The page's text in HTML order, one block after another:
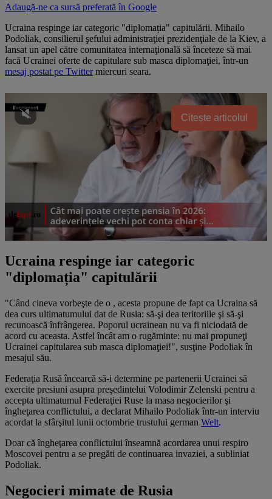
Adaugă-ne ca sursă preferată în Google
Ucraina respinge iar categoric "diplomația" capitulării. Mihailo
Podoliak, consilierul şefului administraţiei prezidenţiale de la Kiev, a
lansat un apel către comunitatea internaţională să înceteze să mai
facă Ucrainei oferte de capitulare sub masca diplomaţiei, într-un
mesaj postat pe Twittermiercuri seara.
Citește articolul
Ucraina respinge iar categoric
"diplomația" capitulării
"Când cineva vorbeşte de o , acesta propune de fapt ca Ucraina să
dea curs ultimatumului dat de Rusia: să-şi dea teritoriile şi să-şi
recunoască înfrângerea. Poporul ucrainean nu va fi niciodată de
acord cu aceasta. Astfel încât am o rugăminte: nu mai propuneţi
Ucrainei capitularea sub masca diplomaţiei!", susţine Podoliak în
mesajul său.
Federaţia Rusă încearcă să-i determine pe partenerii Ucrainei să
exercite presiuni asupra preşedintelui Volodimir Zelenski pentru a
accepta ultimatumul Federaţiei Ruse la masa negocierilor şi
îngheţarea conflictului, a declarat Mihailo Podoliak într-un interviu
acordat la sfârşitul lunii octombrie trustului german Welt.
Doar că îngheţarea conflictului înseamnă acordarea unui respiro
Moscovei pentru a se pregăti de continuarea invaziei, a subliniat
Podoliak.
Negocieri mimate de Rusia